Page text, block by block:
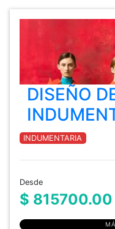
DISEÑO
INDUMENTARIA
Desde
$ 815700.00